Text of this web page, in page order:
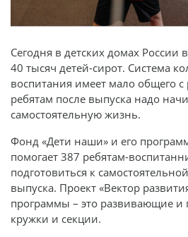
Сегодня в детских домах России
40 тысяч детей-сирот. Система
воспитания имеет мало общего с
ребятам после выпуска надо
самостоятельную жизнь.
Фонд «Дети наши» и его
помогает 387 ребятам-
подготовиться к
выпуска. Проект «Вектор
программы – это развивающие
кружки и секции.